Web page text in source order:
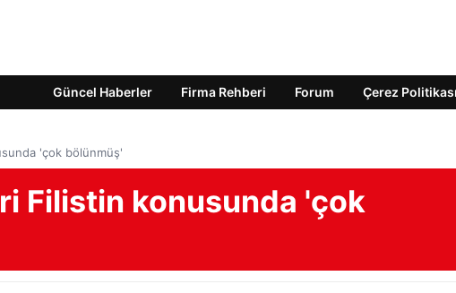
Güncel Haberler Firma Rehberi Forum Çerez Politikası
'çok bölünmüş'
Filistin konusunda 'çok